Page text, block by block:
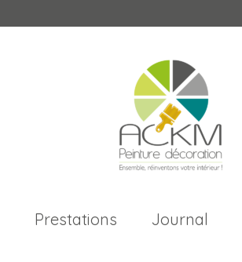
Prestations Journal